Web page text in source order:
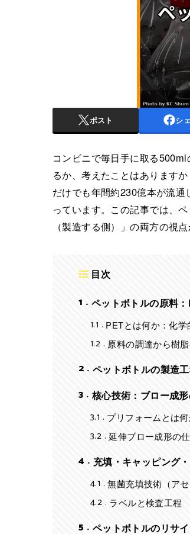
ポスト シ
コンビニで毎日手に取る
るか、考えたことはあります
だけでも年間約230億本が流
っています。この記事では、
（製造する側）」の両方の視
目次
1
ペットボトルの原料
1.1
PETとは何か：化
1.2 原料の調達から樹
2 ペットボトルの製造工
3
核心技術：ブロー成
3.1
プリフォームとは
3.2 延伸ブロー成形の
4
充填・キャッピング
4.1
無菌充填技術（ア
4.2 ラベルと検査工程
5
ペットボトルのリサ